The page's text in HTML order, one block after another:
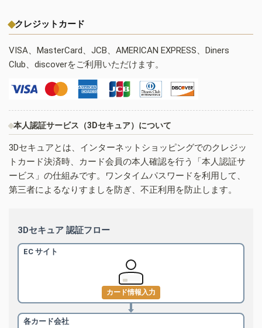
クレジットカード
VISA、MasterCard、JCB、AMERICAN EXPRESS、Diners
Club、discoverをご利用いただけます。
本人認証サービス（3Dセキュア）について
3Dセキュアとは、インターネットショッピングでのクレジッ
トカード決済時、カード会員の本人確認を行う「本人認証サ
ービス」の仕組みです。ワンタイムパスワードを利用して、
第三者によるなりすましを防ぎ、不正利用を防止します。
3Dセキュア 認証フロー
EC サイト
カード情報入力
各カード会社